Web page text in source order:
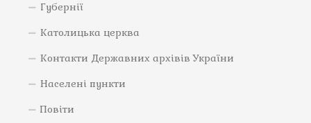
Губернії
Католицька церква
Контакти Державних архівів України
Населені пункти
Повіти